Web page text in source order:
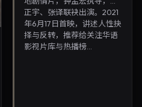
正宇、张译联袂出演。2021
年6月17日首映，讲述人性抉
择与反转，推荐给关注华语
影视片库与热播榜...